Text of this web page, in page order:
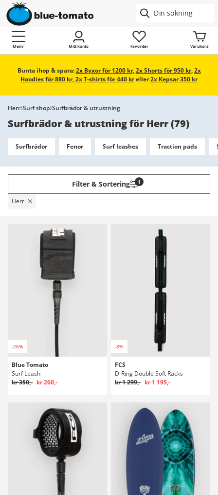
Meny Mitt konto Favoriter Varukorg
Bunta ihop & spara:2x Byxor för 1200 kr,2x Shorts för 950 kr,2x
Hoodies för 880 kr,2x T-shirts för 440 kreller2x Kepsar 350 kr
Herr Surf shop Surfbrädor & utrustning
Surfbrädor & utrustning för Herr(79)
Surfbrädor Fenor Surf leashes Traction pads
Filter & Sortering 1
Herr
-26%
Blue Tomato
Surf Leash
kr 350,- kr 260,-
-8%
FCS
D-Ring Double Soft Racks
kr 1 299,- kr 1 195,-